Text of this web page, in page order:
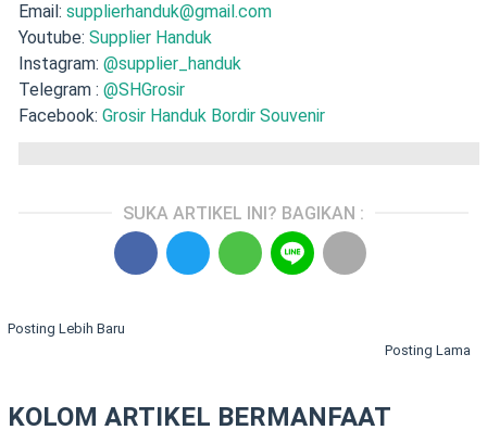
Email: supplierhanduk@gmail.com
Youtube: Supplier Handuk
Instagram: @supplier_handuk
Telegram : @SHGrosir
Facebook: Grosir Handuk Bordir Souvenir
SUKA ARTIKEL INI? BAGIKAN :
Posting Lebih Baru
Posting Lama
KOLOM ARTIKEL BERMANFAAT